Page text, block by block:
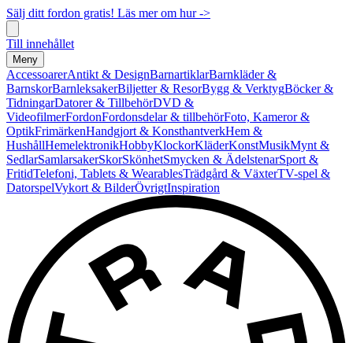
Sälj ditt fordon gratis! Läs mer om hur ->
Till innehållet
Meny
AccessoarerAntikt & DesignBarnartiklarBarnkläder &
BarnskorBarnleksakerBiljetter & ResorBygg & VerktygBöcker &
TidningarDatorer & TillbehörDVD &
VideofilmerFordonFordonsdelar & tillbehörFoto, Kameror &
OptikFrimärkenHandgjort & KonsthantverkHem &
HushållHemelektronikHobbyKlockorKläderKonstMusikMynt &
SedlarSamlarsakerSkorSkönhetSmycken & ÄdelstenarSport &
FritidTelefoni, Tablets & WearablesTrädgård & VäxterTV-spel &
DatorspelVykort & BilderÖvrigtInspiration